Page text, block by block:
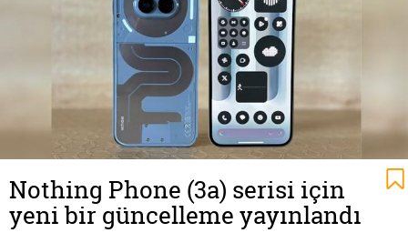
Nothing Phone (3a) serisi için
yeni bir güncelleme yayınlandı